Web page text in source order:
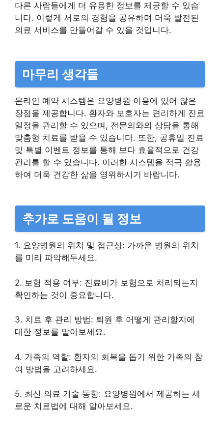
다른 사람들에게 더 유용한 정보를 제공할 수 있습
니다. 이렇게 서로의 경험을 공유하며 더욱 발전된
의료 서비스를 만들어갈 수 있을 것입니다.
마무리 생각들
온라인 예약 시스템은 요양병원 이용에 있어 많은
장점을 제공합니다. 환자와 보호자는 편리하게 진료
일정을 관리할 수 있으며, 전문의와의 상담을 통해
맞춤형 치료를 받을 수 있습니다. 또한, 공휴일 진료
및 특별 이벤트 정보를 통해 보다 효율적으로 건강
관리를 할 수 있습니다. 이러한 시스템을 적극 활용
하여 더욱 건강한 삶을 영위하시기 바랍니다.
추가로 도움이 될 정보
1. 요양병원의 위치 및 접근성: 가까운 병원의 위치
를 미리 파악해두세요.
2. 보험 적용 여부: 진료비가 보험으로 처리되는지
확인하는 것이 중요합니다.
3. 치료 후 관리 방법: 퇴원 후 어떻게 관리할지에
대한 정보를 알아보세요.
4. 가족의 역할: 환자의 회복을 돕기 위한 가족의 참
여 방법을 고려하세요.
5. 최신 의료 기술 동향: 요양병원에서 제공하는 새
로운 치료법에 대해 알아보세요.